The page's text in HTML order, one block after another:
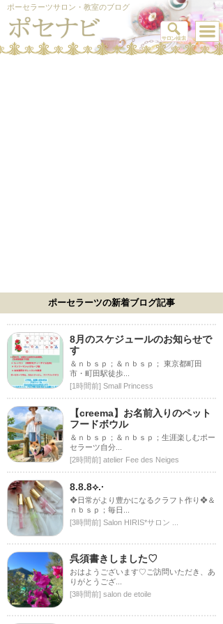
ポーセラーツサロン・教室のブログ
ポーセラーツの新着ブログ記事
8月のスケジュールのお知らせで
す
＆ｎｂｓｐ；＆ｎｂｓｐ； 東京都町田
市・町田駅徒歩...
[1時間前] Small Princess
【creema】お名前入りのペット
フードボウル
＆ｎｂｓｐ；＆ｎｂｓｐ；生涯楽しむポー
セラーツ自分...
[2時間前] atelier Fee des Neiges
8.8.8⟡.·
❖日常がより豊かになるクラフト作り❖＆
ｎｂｓｐ；毎日...
[3時間前] Salon HIRIS*サロン ...
呉須書きしました♡
おはようございます♡ご訪問いただき、あ
りがとうござ...
[3時間前] salon de etoile